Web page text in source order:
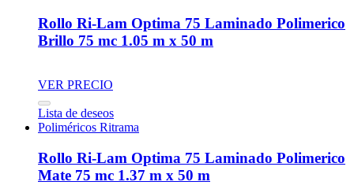
Rollo Ri-Lam Optima 75 Laminado Polimerico
Brillo 75 mc 1.05 m x 50 m
VER PRECIO
Lista de deseos
Poliméricos Ritrama
Rollo Ri-Lam Optima 75 Laminado Polimerico
Mate 75 mc 1.37 m x 50 m